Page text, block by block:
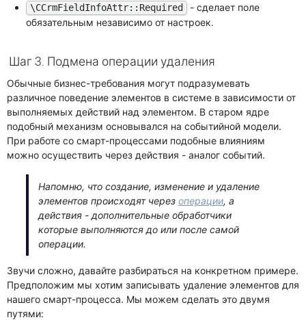
\CCrmFieldInfoAttr::Required
- сделает поле
обязательным независимо от настроек.
Шаг 3. Подмена операции удаления
Обычные бизнес-требования могут подразумевать
различное поведение элементов в системе в зависимости от
выполняемых действий над элементом. В старом ядре
подобный механизм основывался на событийной модели.
При работе со смарт-процессами подобные влияниям
можно осуществить через действия - аналог событий.
Напомню, что создание, изменение и удаление
элементов происходят через операции, а
действия - дополнительные обработчики
которые выполняются до или после самой
операции.
Звучи сложно, давайте разбираться на конкретном примере.
Предположим мы хотим записывать удаление элементов для
нашего смарт-процесса. Мы можем сделать это двумя
путями: